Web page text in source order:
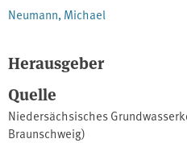
Neumann, Michael
Herausgeber
Quelle
Niedersächsisches
Braunschweig)